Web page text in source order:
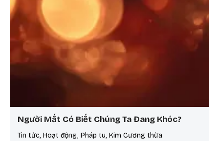
Người Mất Có Biết Chúng Ta Đang Khóc?
Tin tức, Hoạt động, Pháp tu, Kim Cương thừa